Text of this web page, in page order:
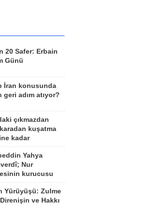
20 Safer: Erbain
Günü
İran konusunda
geri adım atıyor?
çıkmazdan
karadan kuşatma
kadar
Yahya
Nur
kurucusu
Yürüyüşü: Zulme
Direnişin ve Hakkı